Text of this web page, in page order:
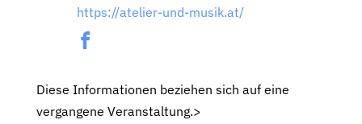
https://atelier-und-musik.at/
Diese Informationen beziehen sich auf eine
vergangene Veranstaltung.>